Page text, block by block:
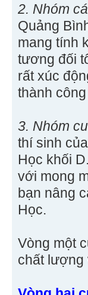
2. Nhóm
Quảng
mang tính
tương đối
rất xúc
thành
3. Nhóm
thí sinh
Học khối
với mong
bạn nâng
Học.
Vòng một
chất lượng